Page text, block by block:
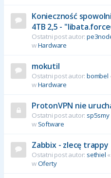
Konieczność
4TB 2,5 -
Ostatni post autor:
wHardware
mokutil
Ostatni post autor: bombel
wHardware
ProtonVPN nie
Ostatni post autor: sp5smy
w Software
Zabbix - zlecę trappy
Ostatni post autor: sethiel
wOferty